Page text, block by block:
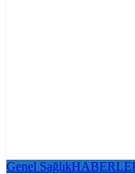
Genel Sağlık